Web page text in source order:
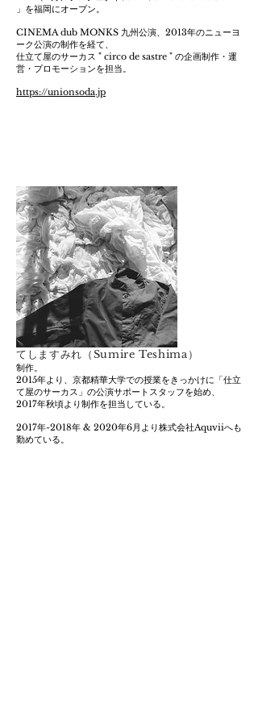
」 を福岡にオープン。
CINEMA dub MONKS 九州公演、 2013年のニューヨ
ーク公演の制作を経て、
仕立て屋のサーカス " circo de sastre " の企画制作・運
営・プロモーションを担当。
https://unionsoda.jp
てしますみれ（Sumire Teshima）
​制作。
2015年より、京都精華大学での授業をきっかけに「仕立
て屋のサーカス」の公演サポートスタッフを始め、
2017年秋頃より制作を担当している。
2017年-2018年 & 2020年6月より株式会社Aquviiへも
勤めている。